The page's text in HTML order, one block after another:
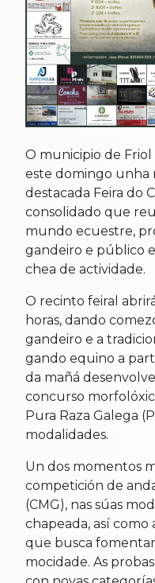
O municipio de
este domingo unha
destacada Feira do
consolidado que
mundo ecuestre,
gandeiro e público
chea de actividade.
O recinto feiral
horas, dando
gandeiro e a
gando equino a
da mañá
concurso
Pura Raza Galega
modalidades.
Un dos momentos
competición de
(CMG), nas súas
chapeada, así como
que busca
mocidade. As